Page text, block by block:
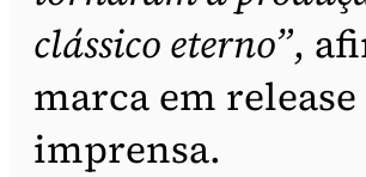
clássico eterno”,
marca em
imprensa.